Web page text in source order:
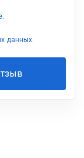
.
данных.